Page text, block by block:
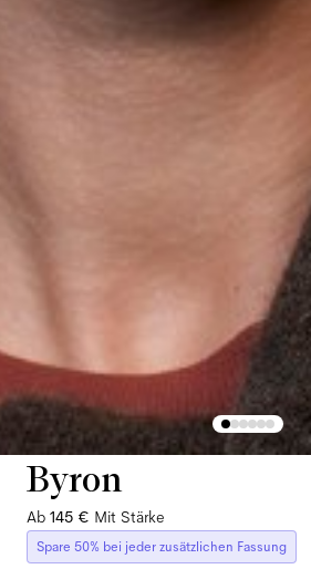
Byron
Ab 145 € Mit Stärke
Spare 50% bei jeder zusätzlichen Fassung